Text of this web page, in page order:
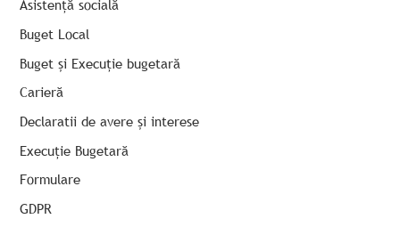
Asistență socială
Buget Local
Buget și Execuție bugetară
Carieră
Declaratii de avere și interese
Execuție Bugetară
Formulare
GDPR